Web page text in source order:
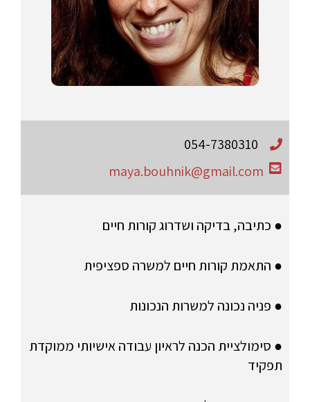
054-7380310
maya.bouhnik@gmail.com
● כתיבה, בדיקה ושדרוג קורות חיים
● התאמת קורות חיים למשרה ספציפית
● פניה נכונה למשרות הנכונות
● סימולציית הכנה לראיון עבודה אישיותי ממוקדת
תפקיד